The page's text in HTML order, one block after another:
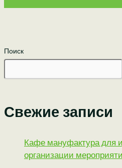
Поиск
Свежие записи
Кафе мануфактура для
организации